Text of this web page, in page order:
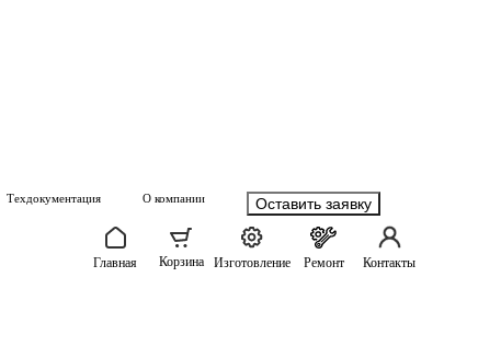
Техдокументация О компании Оставить заявку
Главная Корзина Изготовление Ремонт Контакты